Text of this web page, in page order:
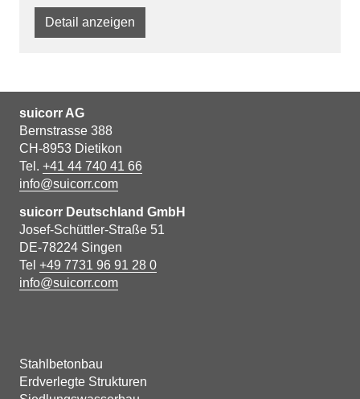
Detail anzeigen
suicorr AG
Bernstrasse 388
CH-8953 Dietikon
Tel. +41 44 740 41 66
info@suicorr.com
suicorr Deutschland GmbH
Josef-Schüttler-Straße 51
DE-78224 Singen
Tel +49 7731 96 91 28 0
info@suicorr.com
Stahlbetonbau
Erdverlegte Strukturen